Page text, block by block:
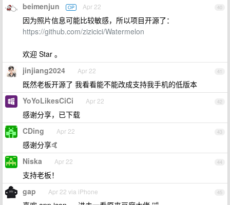
40
beimenjun OP Apr 22
因为照片信息可能比较敏感，所以项目开源了：
https://github.com/zizicici/Watermelon
欢迎 Star 。
41
jinjiang2024 Apr 22
既然老板开源了 我看看能不能改成支持我手机的低版本
42
YoYoLikesCiCi Apr 22
感谢分享，已下载
43
CDing Apr 22
感谢分享🤙
44
Niska Apr 22
支持老板！
45
gap Apr 22 via iPhone